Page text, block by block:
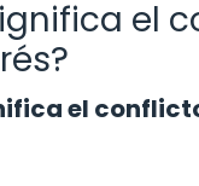
el
el